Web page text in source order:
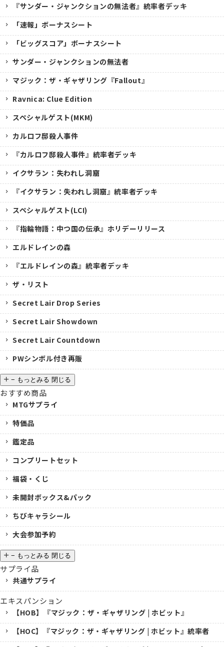
『サンダー・ジャンクションの無法者』統率者デッキ
「速報」ボーナスシート
「ビッグスコア」ボーナスシート
サンダー・ジャンクションの無法者
マジック：ザ・ギャザリング『Fallout』
Ravnica: Clue Edition
スペシャルゲスト(MKM)
カルロフ邸殺人事件
『カルロフ邸殺人事件』統率者デッキ
イクサラン：失われし洞窟
『イクサラン：失われし洞窟』統率者デッキ
スペシャルゲスト(LCI)
『指輪物語：中つ国の伝承』ホリデーリリース
エルドレインの森
『エルドレインの森』統率者デッキ
ザ・リスト
Secret Lair Drop Series
Secret Lair Showdown
Secret Lair Countdown
PWシンボル付き再販
− もっとみる 閉じる
おすすめ商品
MTGサプライ
特価品
鑑定品
コンプリートセット
福袋・くじ
未開封ボックス&パック
ちびキャラシール
大会参加予約
− もっとみる 閉じる
サプライ品
共通サプライ
エキスパンション
【HOB】『マジック：ザ・ギャザリング | ホビット』
【HOC】『マジック：ザ・ギャザリング | ホビット』統率者